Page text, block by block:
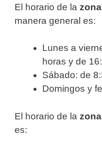
El horario de la
manera general es:
Lunes a
horas y de
Sábado: de
Domingos y
El horario de la
es: